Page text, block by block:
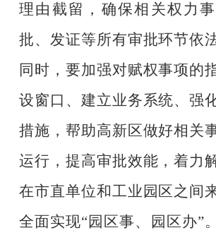
理由截留，确保相关权力
批、发证等所有审批环节依
同时，要加强对赋权事项的
设窗口、建立业务系统、强
措施，帮助高新区做好相关
运行，提高审批效能，着力
在市直单位和工业园区之间
全面实现“园区事、园区办”。